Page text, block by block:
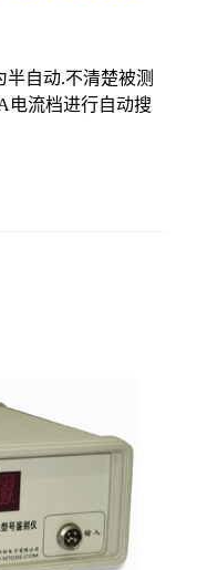
自动.不清楚被测
电流档进行自动搜